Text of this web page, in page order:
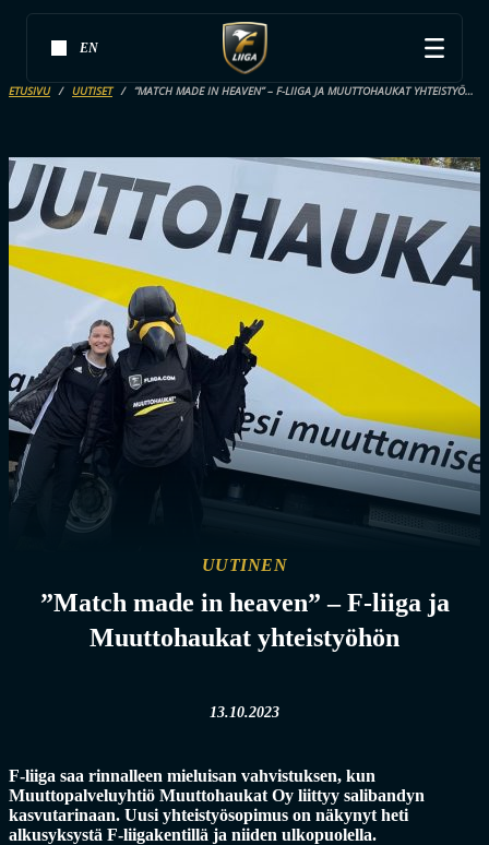
EN
ETUSIVU UUTISET ”MATCH MADE IN HEAVEN” – F-LIIGA JA MUUTTOHAUKAT YHTEISTYÖHÖN
UUTINEN
”Match made in heaven” – F-liiga ja
Muuttohaukat yhteistyöhön
13.10.2023
F-liiga saa rinnalleen mieluisan vahvistuksen, kun
Muuttopalveluyhtiö Muuttohaukat Oy liittyy salibandyn
kasvutarinaan. Uusi yhteistyösopimus on näkynyt heti
alkusyksystä F-liigakentillä ja niiden ulkopuolella.